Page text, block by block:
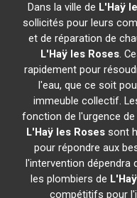
Dans la ville de L'Haÿ
sollicités pour leurs
et de réparation de
L'Haÿ les Roses.
rapidement pour
l'eau, que ce soit
immeuble collectif.
fonction de l'urgence
L'Haÿ les Rosessont
pour répondre aux
l'intervention dépendra
les plombiers de
compétitifs pour